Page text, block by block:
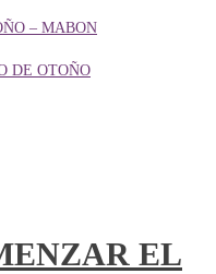
– MABON
DE OTOÑO
EL